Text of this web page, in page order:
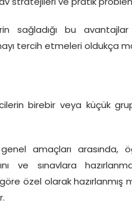
stratejileri ve pratik
sağladığı bu
tercih etmeleri oldukça
birebir veya küçük
amaçları arasında,
ve sınavlara
özel olarak